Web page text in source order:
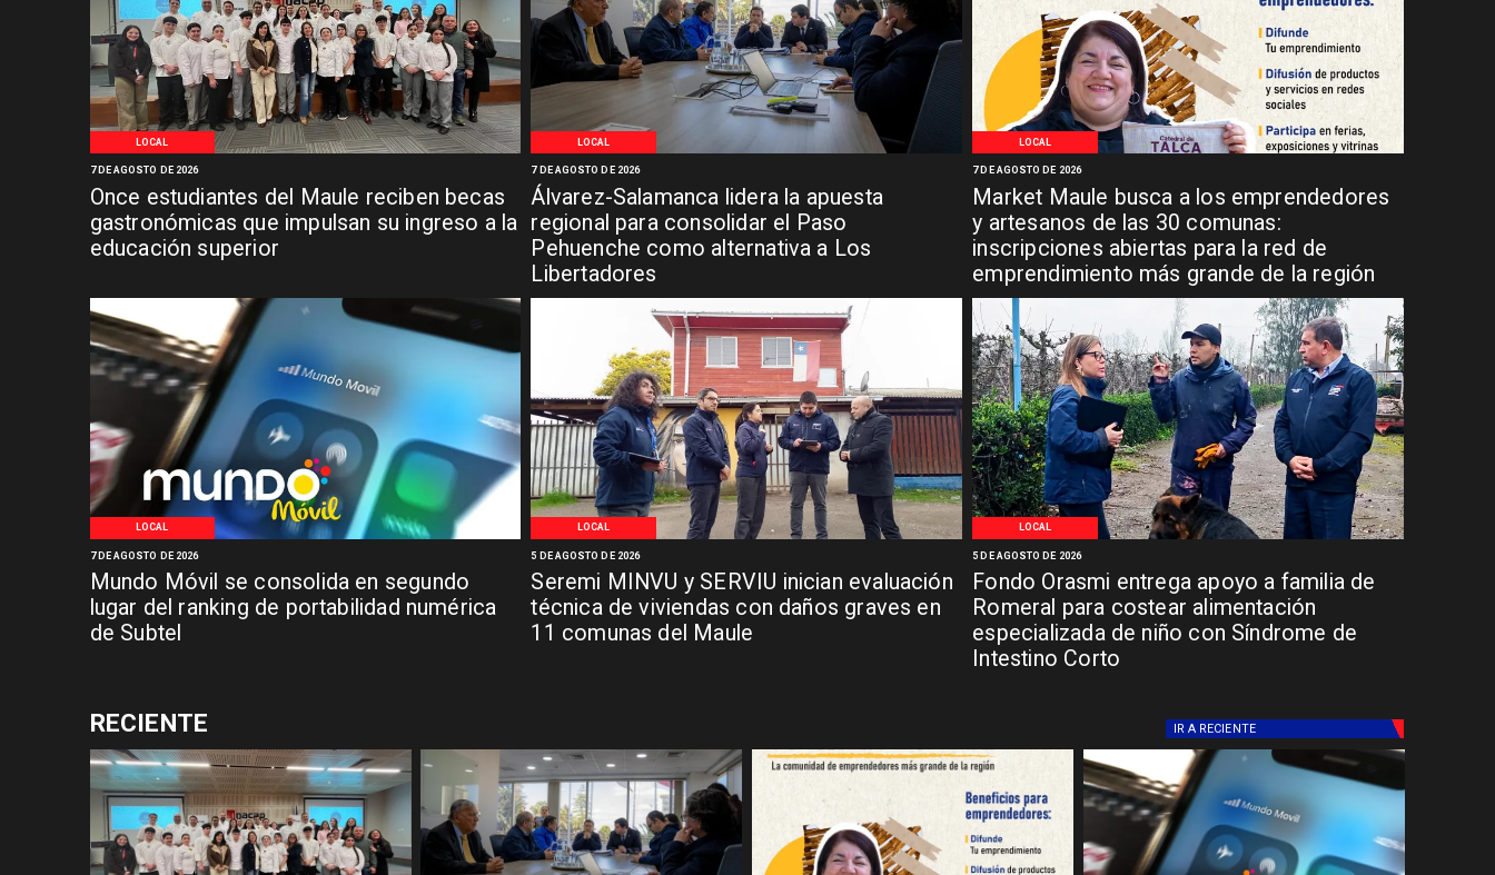
LOCAL
Once estudiantes del Maule reciben becas
gastronómicas que impulsan su ingreso a la
educación superior
7 DE AGOSTO DE 2026
LOCAL
Álvarez-Salamanca lidera la apuesta
regional para consolidar el Paso
Pehuenche como alternativa a Los
Libertadores
7 DE AGOSTO DE 2026
LOCAL
Market Maule busca a los emprendedores
y artesanos de las 30 comunas:
inscripciones abiertas para la red de
emprendimiento más grande de la región
7 DE AGOSTO DE 2026
LOCAL
Mundo Móvil se consolida en segundo
lugar del ranking de portabilidad numérica
de Subtel
7 DE AGOSTO DE 2026
LOCAL
Seremi MINVU y SERVIU inician evaluación
técnica de viviendas con daños graves en
11 comunas del Maule
5 DE AGOSTO DE 2026
LOCAL
Fondo Orasmi entrega apoyo a familia de
Romeral para costear alimentación
especializada de niño con Síndrome de
Intestino Corto
5 DE AGOSTO DE 2026
RECIENTE IR A RECIENTE